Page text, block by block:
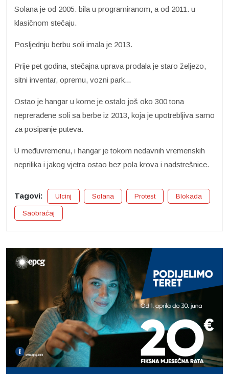
Solana je od 2005. bila u programiranom, a od 2011. u
klasičnom stečaju.
Posljednju berbu soli imala je 2013.
Prije pet godina, stečajna uprava prodala je staro željezo,
sitni inventar, opremu, vozni park...
Ostao je hangar u kome je ostalo još oko 300 tona
neprerađene soli sa berbe iz 2013, koja je upotrebljiva samo
za posipanje puteva.
U međuvremenu, i hangar je tokom nedavnih vremenskih
neprilika i jakog vjetra ostao bez pola krova i nadstrešnice.
Tagovi: Ulcinj Solana Protest Blokada
Saobraćaj